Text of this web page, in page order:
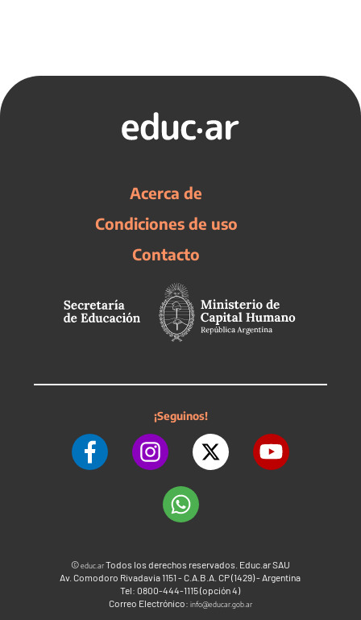
Acerca de
Condiciones de uso
Contacto
¡Seguinos!
©educ.arTodos los derechos reservados. Educ.ar SAU
Av. Comodoro Rivadavia 1151 - C.A.B.A. CP (1429) - Argentina
Tel: 0800-444-1115 (opción 4)
Correo Electrónico: info@educar.gob.ar